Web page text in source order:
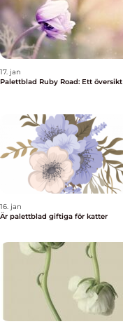
17. jan
Palettblad Ruby Road: Ett översikt
16. jan
Är palettblad giftiga för katter